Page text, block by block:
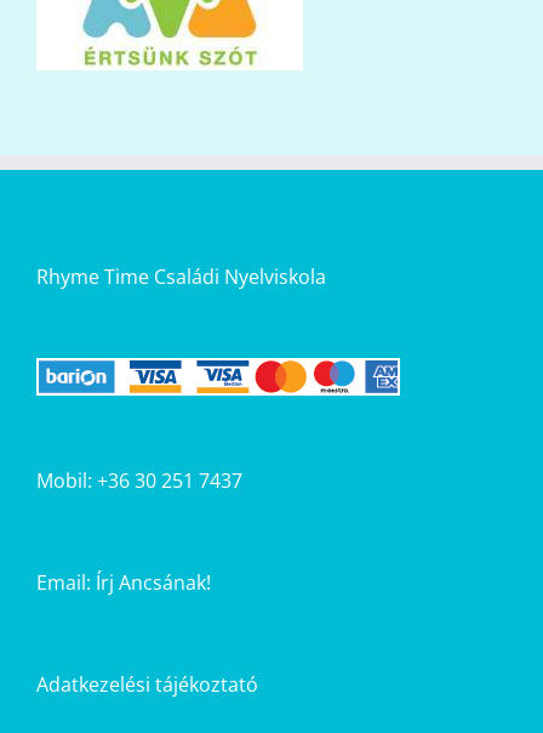
Rhyme Time Családi Nyelviskola
Mobil: +36 30 251 7437
Email: Írj Ancsának!
Adatkezelési tájékoztató